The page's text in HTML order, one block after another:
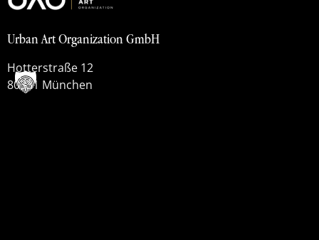
Urban Art Organization GmbH
Hotterstraße 12
80331 München